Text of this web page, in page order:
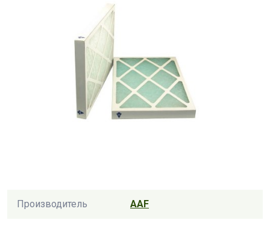
Производитель AAF